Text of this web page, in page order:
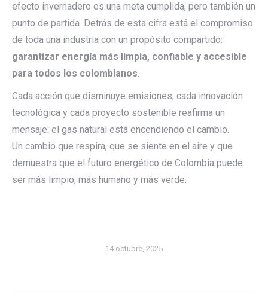
efecto invernadero es una meta cumplida, pero también un
punto de partida. Detrás de esta cifra está el compromiso
de toda una industria con un propósito compartido:
garantizar energía más limpia, confiable y accesible
para todos los colombianos.
Cada acción que disminuye emisiones, cada innovación
tecnológica y cada proyecto sostenible reafirma un
mensaje: el gas natural está encendiendo el cambio.
Un cambio que respira, que se siente en el aire y que
demuestra que el futuro energético de Colombia puede
ser más limpio, más humano y más verde.
14 octubre, 2025